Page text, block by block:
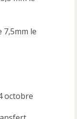
7,5mm le
octobre